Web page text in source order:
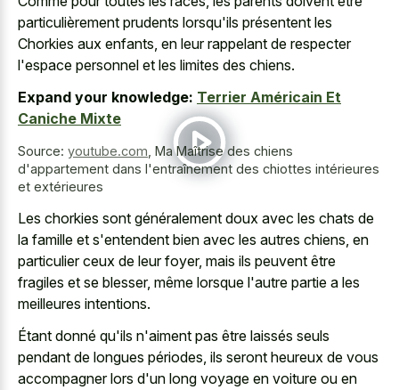
particulièrement prudents lorsqu'ils présentent les
Chorkies aux enfants, en leur rappelant de respecter
l'espace personnel et les limites des chiens.
Expand your knowledge: Terrier Américain Et
Caniche Mixte
Source: youtube.com Ma Maîtrise des chiens
d'appartement dans l'entraînement des chiottes intérieures
et extérieures
Les chorkies sont généralement doux avec les chats de
la famille et s'entendent bien avec les autres chiens, en
particulier ceux de leur foyer, mais ils peuvent être
fragiles et se blesser, même lorsque l'autre partie a les
meilleures intentions.
Étant donné qu'ils n'aiment pas être laissés seuls
pendant de longues périodes, ils seront heureux de vous
accompagner lors d'un long voyage en voiture ou en